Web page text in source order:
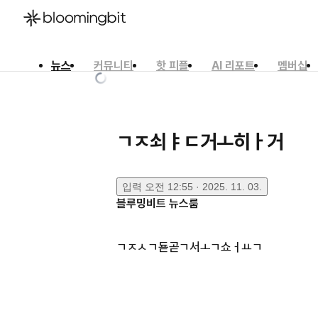
뉴스 커뮤니티 핫 피플 AI 리포트 멤버십
ㄱㅈ쇠ㅑㄷ거ㅗ히ㅏ거
입력 오전 12:55 · 2025. 11. 03.
블루밍비트 뉴스룸
ㄱㅈㅅㄱ됻곧ㄱ서ㅗㄱ쇼ㅓㅛㄱ